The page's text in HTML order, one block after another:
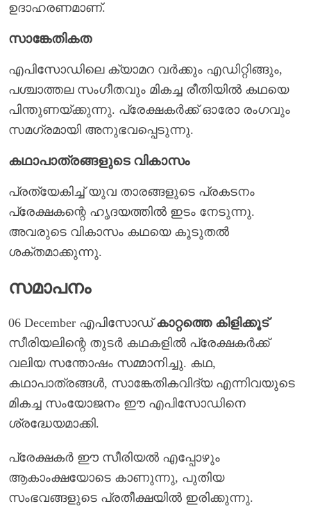
ഉദാഹരണമാണ്.
സാങ്കേതികത
എപിസോഡിലെ ക്യാമറ വർക്കും എഡിറ്റിങ്ങും,
പശ്ചാത്തല സംഗീതവും മികച്ച രീതിയിൽ കഥയെ
പിന്തുണയ്ക്കുന്നു. പ്രേക്ഷകർക്ക് ഓരോ രംഗവും
സമഗ്രമായി അനുഭവപ്പെടുന്നു.
കഥാപാത്രങ്ങളുടെ വികാസം
പ്രത്യേകിച്ച് യുവ താരങ്ങളുടെ പ്രകടനം
പ്രേക്ഷകന്റെ ഹൃദയത്തിൽ ഇടം നേടുന്നു.
അവരുടെ വികാസം കഥയെ കൂടുതൽ
ശക്തമാക്കുന്നു.
സമാപനം
06 December എപിസോഡ്കാറ്റത്തെ കിളിക്കൂട്
സീരിയലിന്റെ തുടർ കഥകളിൽ പ്രേക്ഷകർക്ക്
വലിയ സന്തോഷം സമ്മാനിച്ചു. കഥ,
കഥാപാത്രങ്ങൾ, സാങ്കേതികവിദ്യ എന്നിവയുടെ
മികച്ച സംയോജനം ഈ എപിസോഡിനെ
ശ്രദ്ധേയമാക്കി.
പ്രേക്ഷകർ ഈ സീരിയൽ എപ്പോഴും
ആകാംക്ഷയോടെ കാണുന്നു, പുതിയ
സംഭവങ്ങളുടെ പ്രതീക്ഷയിൽ ഇരിക്കുന്നു.